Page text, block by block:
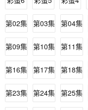
第02集 第03集 第04集
第09集 第10集 第11集
第16集 第17集 第18集
第23集 第24集 第25集